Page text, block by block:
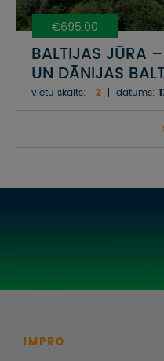
€695.00
BALTIJAS JŪRA
UN DĀNIJAS
VĀCIJAS
vietu skaits: 2 datums:
IMPRO